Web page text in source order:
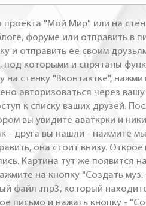
проекта "Мой Мир" или на
форуме или отправить в
и отправить ее своим
под которыми и спрятаны
на стенку "Вконтактке",
авторизоваться через
к списку ваших друзей.
вы увидите аваткрки и
- друга вы нашли - нажмите
она стоит внизу.
Картина тут же появится
на кнопку "Создать
файл .mp3, который
письмо и нажать кнопку -